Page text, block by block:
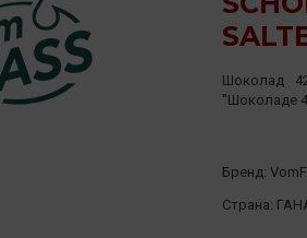
Шоколад
"Шоколаде
Бренд:
Страна: